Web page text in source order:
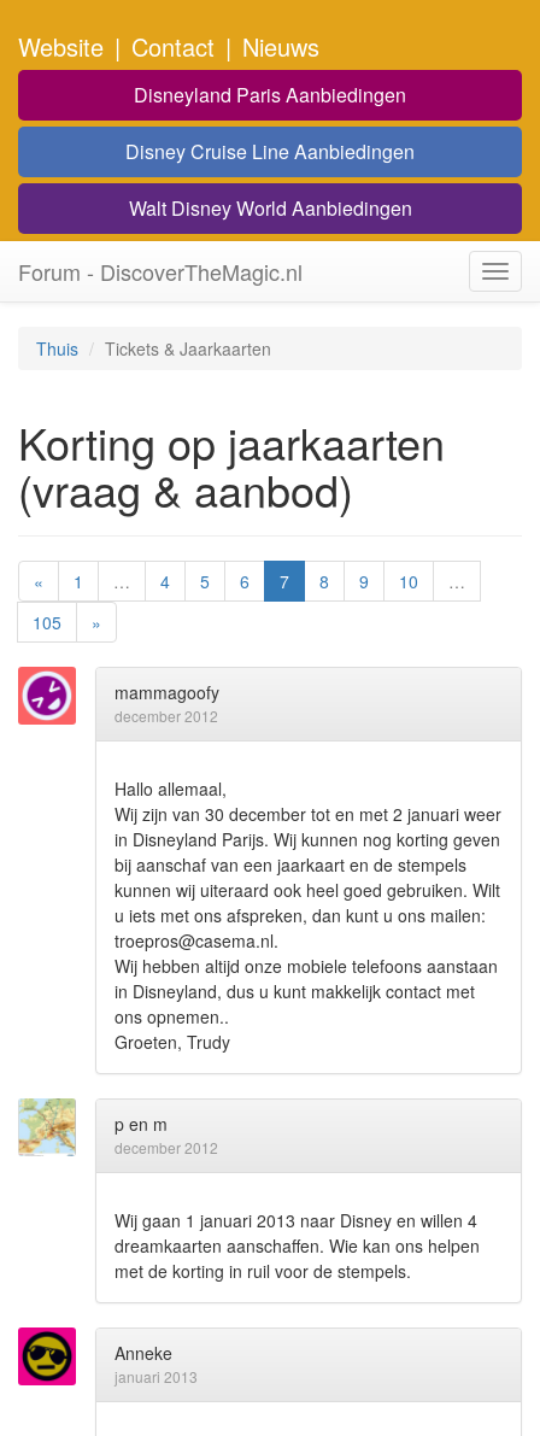
Website | Contact | Nieuws
Disneyland Paris Aanbiedingen
Disney Cruise Line Aanbiedingen
Walt Disney World Aanbiedingen
Forum - DiscoverTheMagic.nl
Thuis Tickets & Jaarkaarten
Korting op jaarkaarten
(vraag & aanbod)
« 1 … 4 5 6 7 8 9 10
…
105
»
mammagoofy
december 2012
Hallo allemaal,
Wij zijn van 30 december tot en met 2 januari weer
in Disneyland Parijs. Wij kunnen nog korting geven
bij aanschaf van een jaarkaart en de stempels
kunnen wij uiteraard ook heel goed gebruiken. Wilt
u iets met ons afspreken, dan kunt u ons mailen:
troepros@casema.nl.
Wij hebben altijd onze mobiele telefoons aanstaan
in Disneyland, dus u kunt makkelijk contact met
ons opnemen..
Groeten, Trudy
p en m
december 2012
Wij gaan 1 januari 2013 naar Disney en willen 4
dreamkaarten aanschaffen. Wie kan ons helpen
met de korting in ruil voor de stempels.
Anneke
januari 2013